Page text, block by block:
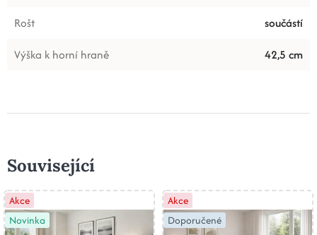
Rošt
součástí
Výška k horní hraně
42,5 cm
Související
Akce
Novinka
Akce
Doporučené